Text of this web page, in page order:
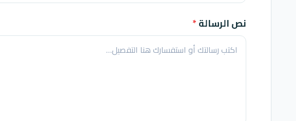
نص الرسالة*